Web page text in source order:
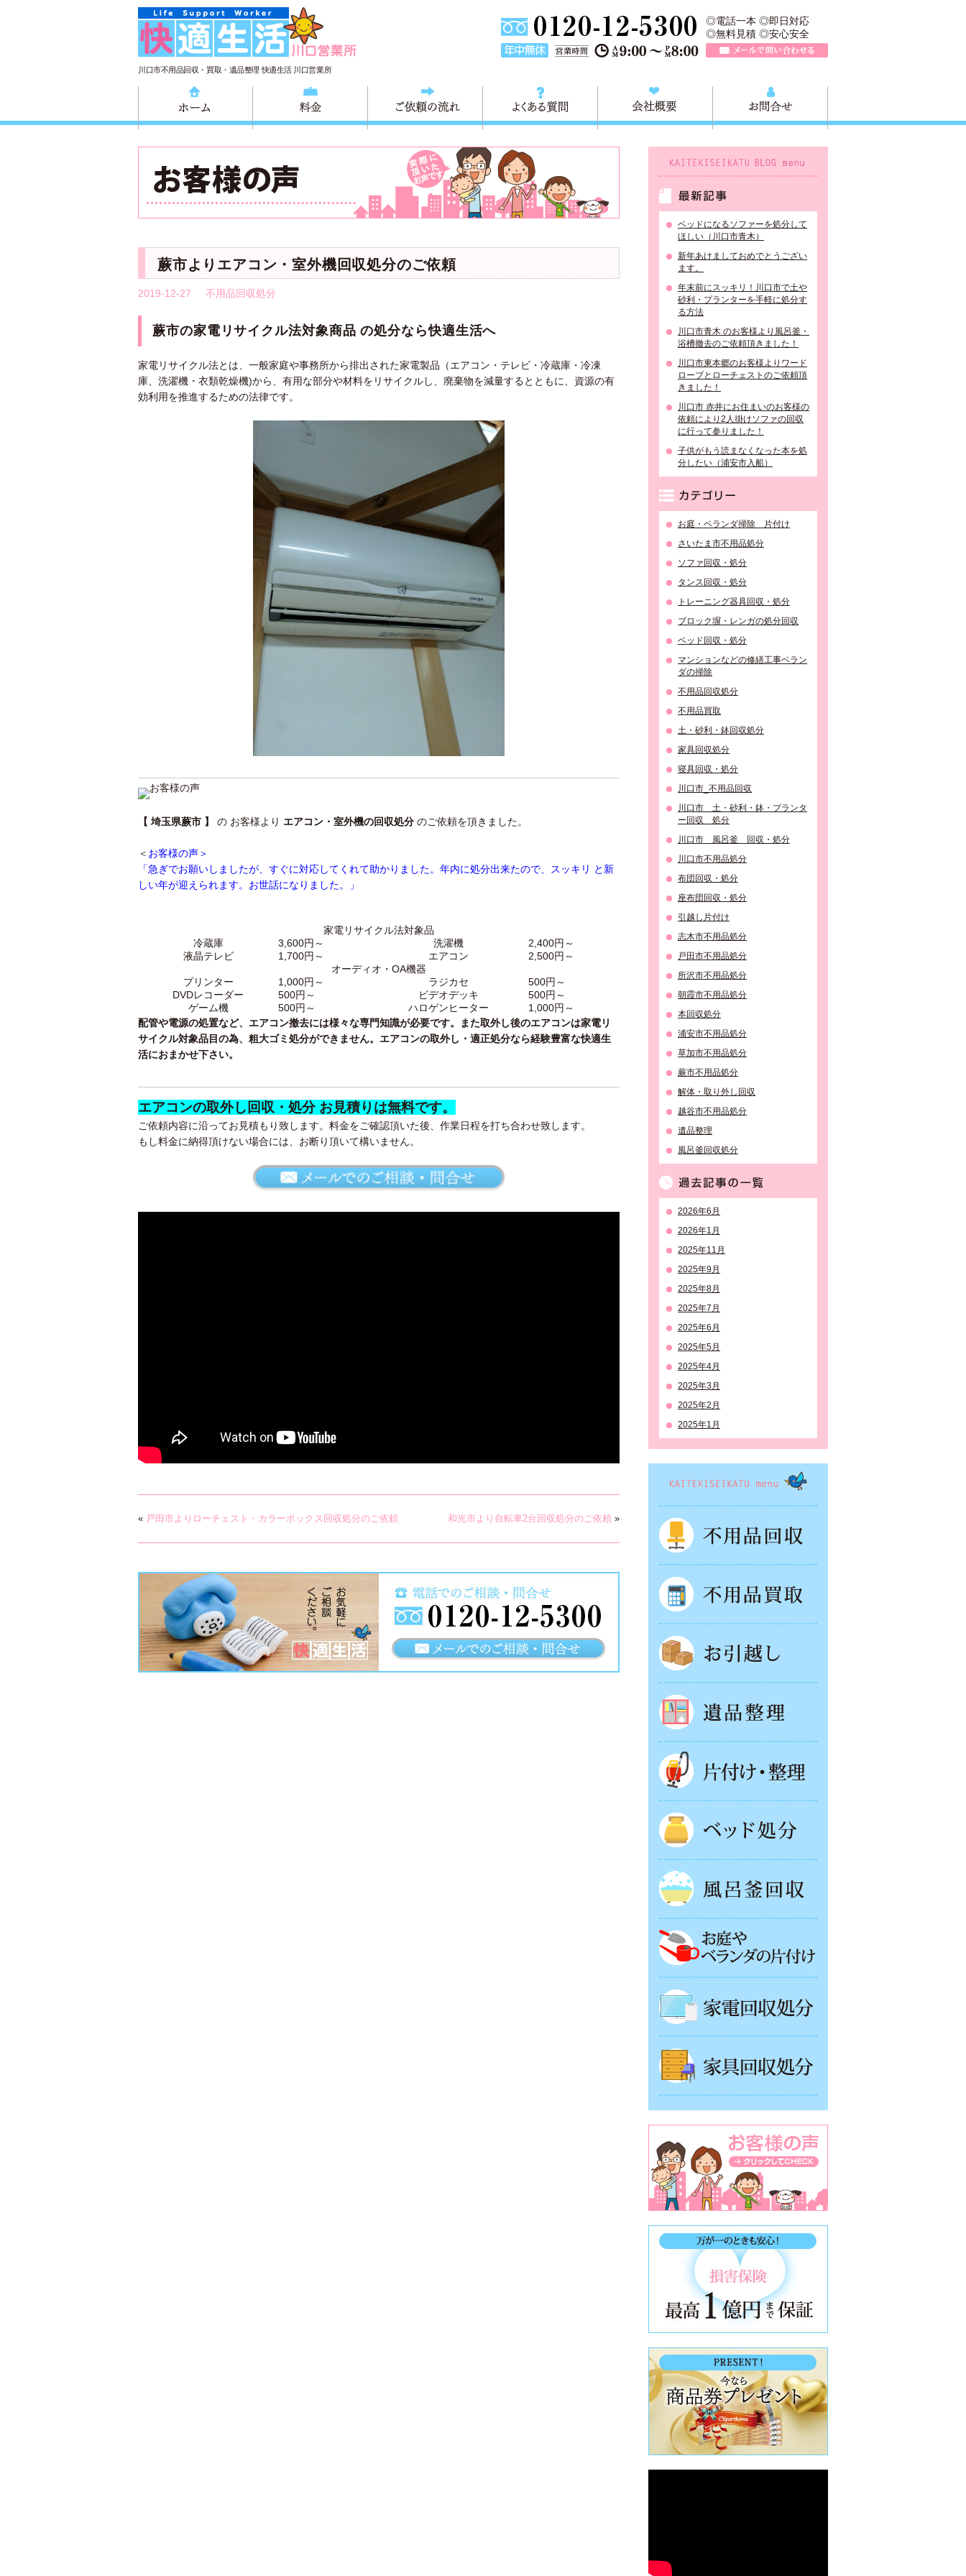
川口市不用品回収・買取・遺品整理 快適生活 川口営業所
TEL 0120-757-161（年中無休）営業時間AM9:00～
◎電話一本 ◎即日対応
◎無料見積 ◎安心安全
ご依頼の流れ よくある質問
蕨市よりエアコン・室外機回収処分のご依頼
2019-12-27 不用品回収処分
蕨市の家電リサイクル法対象商品 の処分なら快適生活へ
家電リサイクル法とは、一般家庭や事務所から排出された家電製品（エアコン・テレビ・冷蔵庫・冷凍
庫、洗濯機・衣類乾燥機)から、有用な部分や材料をリサイクルし、廃棄物を減量するとともに、資源の有
効利用を推進するための法律です。
【 埼玉県蕨市 】 の お客様より エアコン・室外機の回収処分 のご依頼を頂きました。
＜ お客様の声＞
「急ぎでお願いしましたが、すぐに対応してくれて助かりました。年内に処分出来たので、スッキリ と新
しい年が迎えられます。お世話になりました。」
家電リサイクル法対象品
冷蔵庫
3,600円～ 洗濯機
2,400円～
液晶テレビ
1,700円～ エアコン
2,500円～
オーディオ・OA機器
プリンター
1,000円～ ラジカセ
500円～
DVDレコーダー
500円～ ビデオデッキ
500円～
ゲーム機
500円～ ハロゲンヒーター
1,000円～
配管や電源の処置など、エアコン撤去には様々な専門知識が必要です。また取外し後のエアコンは家電リ
サイクル対象品目の為、粗大ゴミ処分ができません。エアコンの取外し・適正処分なら経験豊富な快適生
活におまかせ下さい。
エアコンの取外し回収・処分 お見積りは無料です。
ご依頼内容に沿ってお見積もり致します。料金をご確認頂いた後、作業日程を打ち合わせ致します。
もし料金に納得頂けない場合には、お断り頂いて構いません。
« 戸田市よりローチェスト・カラーボックス回収処分のご依頼 和光市より自転車2台回収処分のご依頼 »
ベッドになるソファーを処分して
ほしい（川口市青木）
新年あけましておめでとうござい
ます。
年末前にスッキリ！川口市で土や
砂利・プランターを手軽に処分す
る方法
川口市青木 のお客様より風呂釜・
浴槽撤去のご依頼頂きました！
川口市東本郷のお客様よりワード
ローブとローチェストのご依頼頂
きました！
川口市 赤井にお住まいのお客様の
依頼により2人掛けソファの回収
に行って参りました！
子供がもう読まなくなった本を処
分したい（浦安市入船）
お庭・ベランダ掃除 片付け
さいたま市不用品処分
ソファ回収・処分
タンス回収・処分
トレーニング器具回収・処分
ブロック塀・レンガの処分回収
ベッド回収・処分
マンションなどの修繕工事ベラン
ダの掃除
不用品回収処分
不用品買取
土・砂利・鉢回収処分
家具回収処分
寝具回収・処分
川口市_不用品回収
川口市 土・砂利・鉢・プランタ
ー回収 処分
川口市 風呂釜 回収・処分
川口市不用品処分
布団回収・処分
座布団回収・処分
引越し片付け
志木市不用品処分
戸田市不用品処分
所沢市不用品処分
朝霞市不用品処分
本回収処分
浦安市不用品処分
草加市不用品処分
蕨市不用品処分
解体・取り外し回収
越谷市不用品処分
遺品整理
風呂釜回収処分
2026年6月
2026年1月
2025年11月
2025年9月
2025年8月
2025年7月
2025年6月
2025年5月
2025年4月
2025年3月
2025年2月
2025年1月